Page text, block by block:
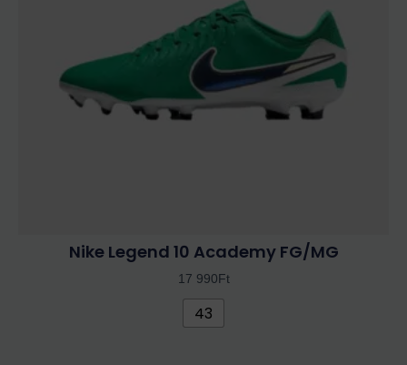
Nike Legend 10 Academy FG/MG
17 990Ft
A
változatok
a
termékoldalon
választhatók
43